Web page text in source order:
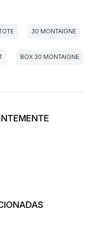
30 MONTAIGNE
BOX 30 MONTAIGNE